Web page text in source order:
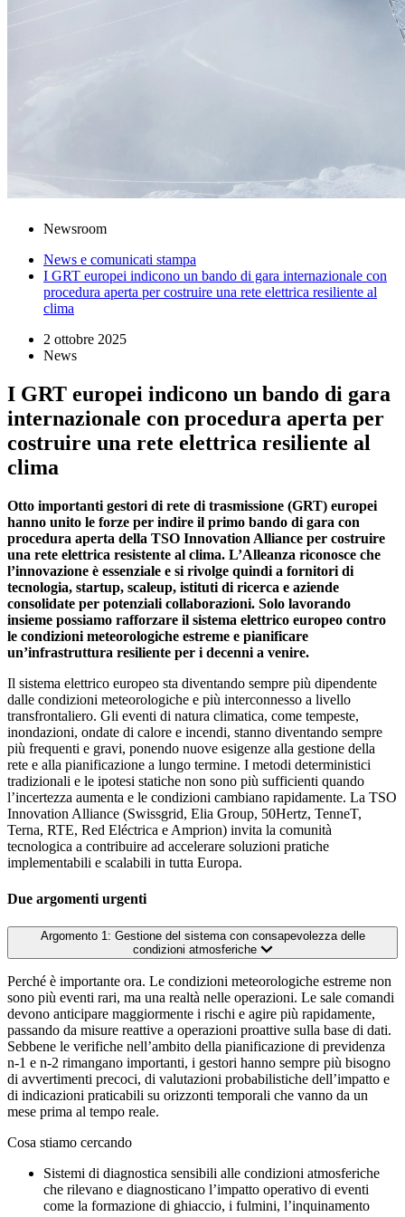
Newsroom
News e comunicati stampa
I GRT europei indicono un bando di gara internazionale con
procedura aperta per costruire una rete elettrica resiliente al
clima
2 ottobre 2025
News
I GRT europei indicono un bando di gara
internazionale con procedura aperta per
costruire una rete elettrica resiliente al
clima
Otto importanti gestori di rete di trasmissione (GRT) europei
hanno unito le forze per indire il primo bando di gara con
procedura aperta della TSO Innovation Alliance per costruire
una rete elettrica resistente al clima. L’Alleanza riconosce che
l’innovazione è essenziale e si rivolge quindi a fornitori di
tecnologia, startup, scaleup, istituti di ricerca e aziende
consolidate per potenziali collaborazioni. Solo lavorando
insieme possiamo rafforzare il sistema elettrico europeo contro
le condizioni meteorologiche estreme e pianificare
un’infrastruttura resiliente per i decenni a venire.
Il sistema elettrico europeo sta diventando sempre più dipendente
dalle condizioni meteorologiche e più interconnesso a livello
transfrontaliero. Gli eventi di natura climatica, come tempeste,
inondazioni, ondate di calore e incendi, stanno diventando sempre
più frequenti e gravi, ponendo nuove esigenze alla gestione della
rete e alla pianificazione a lungo termine. I metodi deterministici
tradizionali e le ipotesi statiche non sono più sufficienti quando
l’incertezza aumenta e le condizioni cambiano rapidamente. La TSO
Innovation Alliance (Swissgrid, Elia Group, 50Hertz, TenneT,
Terna, RTE, Red Eléctrica e Amprion) invita la comunità
tecnologica a contribuire ad accelerare soluzioni pratiche
implementabili e scalabili in tutta Europa.
Due argomenti urgenti
Argomento 1: Gestione del sistema con consapevolezza delle
condizioni atmosferiche
Perché è importante ora. Le condizioni meteorologiche estreme non
sono più eventi rari, ma una realtà nelle operazioni. Le sale comandi
devono anticipare maggiormente i rischi e agire più rapidamente,
passando da misure reattive a operazioni proattive sulla base di dati.
Sebbene le verifiche nell’ambito della pianificazione di previdenza
n-1 e n-2 rimangano importanti, i gestori hanno sempre più bisogno
di avvertimenti precoci, di valutazioni probabilistiche dell’impatto e
di indicazioni praticabili su orizzonti temporali che vanno da un
mese prima al tempo reale.
Cosa stiamo cercando
Sistemi di diagnostica sensibili alle condizioni atmosferiche
che rilevano e diagnosticano l’impatto operativo di eventi
come la formazione di ghiaccio, i fulmini, l’inquinamento